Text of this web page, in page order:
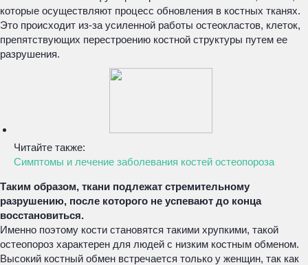
которые осуществляют процесс обновления в костных тканях.
Это происходит из-за усиленной работы остеокластов, клеток,
препятствующих перестроению костной структуры путем ее
разрушения.
Читайте также:
Симптомы и лечение заболевания костей остеопороза
Таким образом, ткани подлежат стремительному
разрушению, после которого не успевают до конца
восстановиться.
Именно поэтому кости становятся такими хрупкими, такой
остеопороз характерен для людей с низким костным обменом.
Высокий костный обмен встречается только у женщин, так как